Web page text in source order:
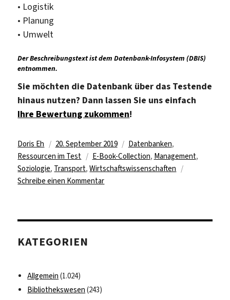
• Logistik
• Planung
• Umwelt
Der Beschreibungstext ist dem Datenbank-Infosystem (DBIS)
entnommen.
Sie möchten die Datenbank über das Testende
hinaus nutzen? Dann lassen Sie uns einfach
Ihre Bewertung zukommen!
Autor
Doris Eh
Veröffentlicht
am
20. September 2019 Kategorien
Datenbanken,
Ressourcen im Test
Schlagwörter
E-Book-Collection, Management,
Soziologie, Transport,Wirtschaftswissenschaften
Schreibe einen Kommentarzu
Series
KATEGORIEN
Allgemein (1.024)
Bibliothekswesen (243)